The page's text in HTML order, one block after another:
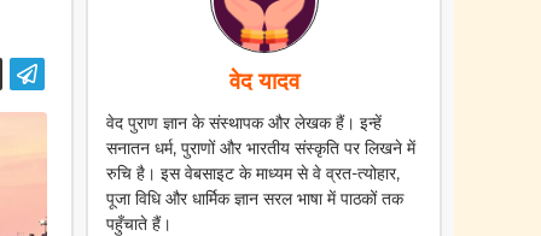
वेद यादव
वेद पुराण ज्ञान के संस्थापक और लेखक हैं। इन्हें
सनातन धर्म, पुराणों और भारतीय संस्कृति पर लिखने में
रुचि है। इस वेबसाइट के माध्यम से वे व्रत-त्योहार,
पूजा विधि और धार्मिक ज्ञान सरल भाषा में पाठकों तक
पहुँचाते हैं।